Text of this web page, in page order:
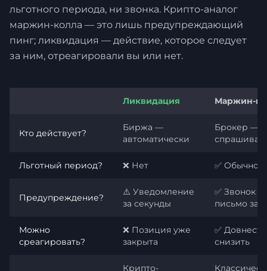
льготного периода, ни звонка. Крипто-аналог
маржин-колла — это лишь предупреждающий
пинг; ликвидация — действие, которое следует
за ним, отреагировали вы или нет.
Ликвидация Маржин-
Кто действует?
Биржа —
автоматически
Брокер —
Льготный период? ❌ Нет ✅ Обычно
Предупреждение?
⚠️ Уведомление
за секунды
✅ Звонок
письмо
Можно
среагировать?
❌ Позиция уже
закрыта
✅
снизить
Крипто-